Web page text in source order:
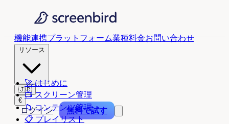
機能連携プラットフォーム業種料金お問い合わせ
リソース
🇯🇵
€
ログイン 無料で試す
🚀 はじめに
📺 スクリーン管理
📁 コンテンツ管理
📋 プレイリスト